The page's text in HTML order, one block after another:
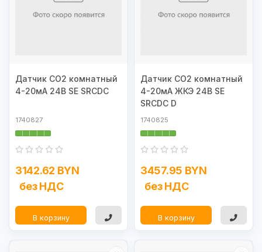
Датчик CO2 комнатный
4-20мА 24В SE SRCDC
1740827
3142.62 BYN
без НДС
В корзину
Датчик CO2 комнатный
4-20мА ЖКЭ 24В SE
SRCDC D
1740825
3457.95 BYN
без НДС
В корзину